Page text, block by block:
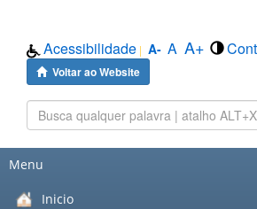
Acessibilidade | A- A A+
Voltar ao Website
Menu
Inicio